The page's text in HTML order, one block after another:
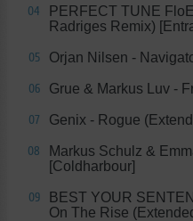
04
PERFECT TUNE
Radriges Remix)
05 Orjan Nilsen -
06 Grue & Markus Luv -
07 Genix - Rogue
08
Markus Schulz &
[Coldharbour]
09
BEST YOUR
On The Rise